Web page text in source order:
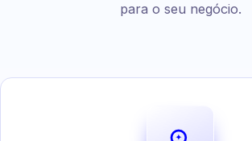
para o seu negócio.